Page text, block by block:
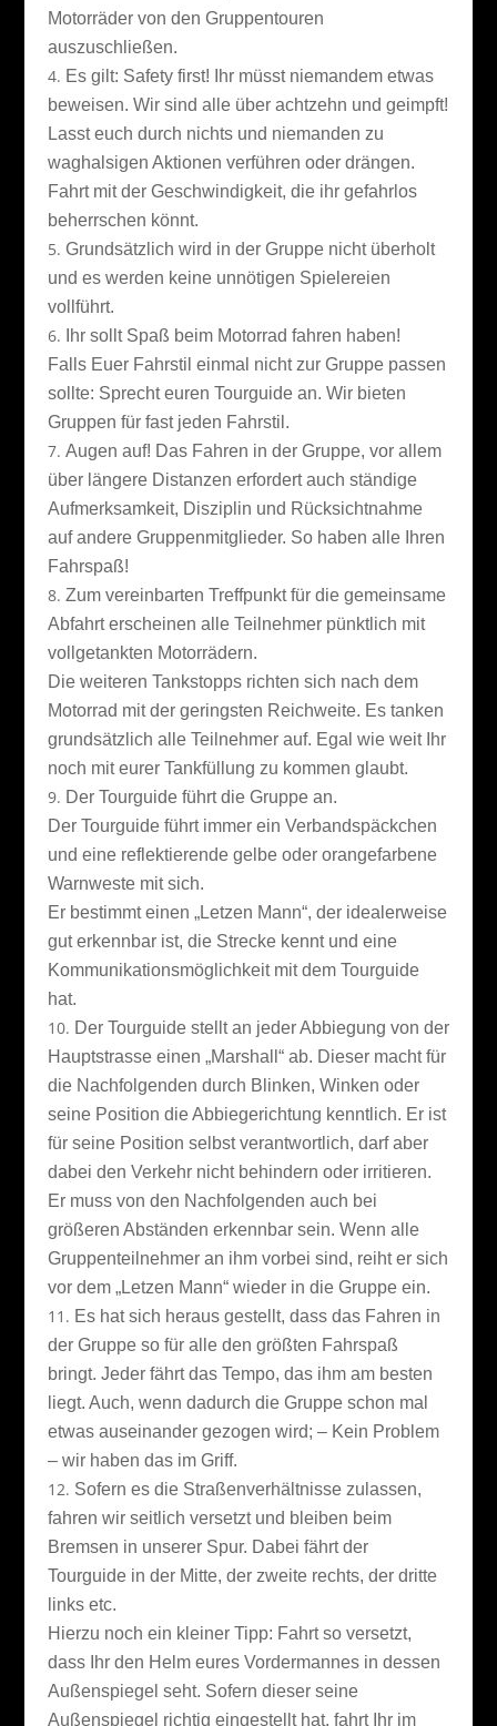
Motorräder von den Gruppentouren
auszuschließen.
Es gilt: Safety first! Ihr müsst niemandem etwas
beweisen. Wir sind alle über achtzehn und geimpft!
Lasst euch durch nichts und niemanden zu
waghalsigen Aktionen verführen oder drängen.
Fahrt mit der Geschwindigkeit, die ihr gefahrlos
beherrschen könnt.
Grundsätzlich wird in der Gruppe nicht überholt
und es werden keine unnötigen Spielereien
vollführt.
Ihr sollt Spaß beim Motorrad fahren haben!
Falls Euer Fahrstil einmal nicht zur Gruppe passen
sollte: Sprecht euren Tourguide an. Wir bieten
Gruppen für fast jeden Fahrstil.
Augen auf! Das Fahren in der Gruppe, vor allem
über längere Distanzen erfordert auch ständige
Aufmerksamkeit, Disziplin und Rücksichtnahme
auf andere Gruppenmitglieder. So haben alle Ihren
Fahrspaß!
Zum vereinbarten Treffpunkt für die gemeinsame
Abfahrt erscheinen alle Teilnehmer pünktlich mit
vollgetankten Motorrädern.
Die weiteren Tankstopps richten sich nach dem
Motorrad mit der geringsten Reichweite. Es tanken
grundsätzlich alle Teilnehmer auf. Egal wie weit Ihr
noch mit eurer Tankfüllung zu kommen glaubt.
Der Tourguide führt die Gruppe an.
Der Tourguide führt immer ein Verbandspäckchen
und eine reflektierende gelbe oder orangefarbene
Warnweste mit sich.
Er bestimmt einen „Letzen Mann“, der idealerweise
gut erkennbar ist, die Strecke kennt und eine
Kommunikationsmöglichkeit mit dem Tourguide
hat.
Der Tourguide stellt an jeder Abbiegung von der
Hauptstrasse einen „Marshall“ ab. Dieser macht für
die Nachfolgenden durch Blinken, Winken oder
seine Position die Abbiegerichtung kenntlich. Er ist
für seine Position selbst verantwortlich, darf aber
dabei den Verkehr nicht behindern oder irritieren.
Er muss von den Nachfolgenden auch bei
größeren Abständen erkennbar sein. Wenn alle
Gruppenteilnehmer an ihm vorbei sind, reiht er sich
vor dem „Letzen Mann“ wieder in die Gruppe ein.
Es hat sich heraus gestellt, dass das Fahren in
der Gruppe so für alle den größten Fahrspaß
bringt. Jeder fährt das Tempo, das ihm am besten
liegt. Auch, wenn dadurch die Gruppe schon mal
etwas auseinander gezogen wird; – Kein Problem
– wir haben das im Griff.
Sofern es die Straßenverhältnisse zulassen,
fahren wir seitlich versetzt und bleiben beim
Bremsen in unserer Spur. Dabei fährt der
Tourguide in der Mitte, der zweite rechts, der dritte
links etc.
Hierzu noch ein kleiner Tipp: Fahrt so versetzt,
dass Ihr den Helm eures Vordermannes in dessen
Außenspiegel seht. Sofern dieser seine
Außenspiegel richtig eingestellt hat, fahrt Ihr im